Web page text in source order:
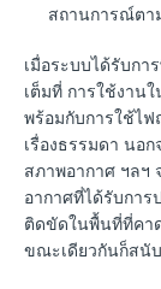
สถานการณ์ตา
เมื่อระบบได้รับกา
เต็มที่ การใช้งาน
พร้อมกับการใช้ไ
เรื่องธรรมดา นอ
สภาพอากาศ ฯลฯ
อากาศที่ได้รับกา
ติดขัดในพื้นที่ที่คา
ขณะเดียวกันก็สนั